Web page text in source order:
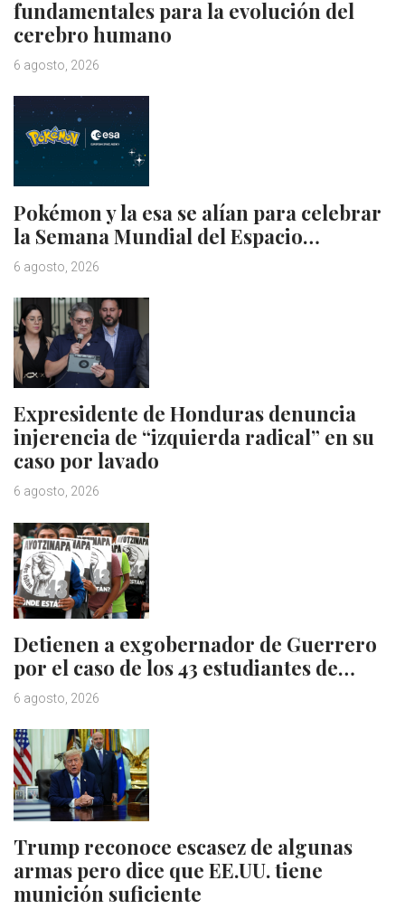
fundamentales para la evolución del
cerebro humano
6 agosto, 2026
Pokémon y la esa se alían para celebrar
la Semana Mundial del Espacio…
6 agosto, 2026
Expresidente de Honduras denuncia
injerencia de “izquierda radical” en su
caso por lavado
6 agosto, 2026
Detienen a exgobernador de Guerrero
por el caso de los 43 estudiantes de…
6 agosto, 2026
Trump reconoce escasez de algunas
armas pero dice que EE.UU. tiene
munición suficiente